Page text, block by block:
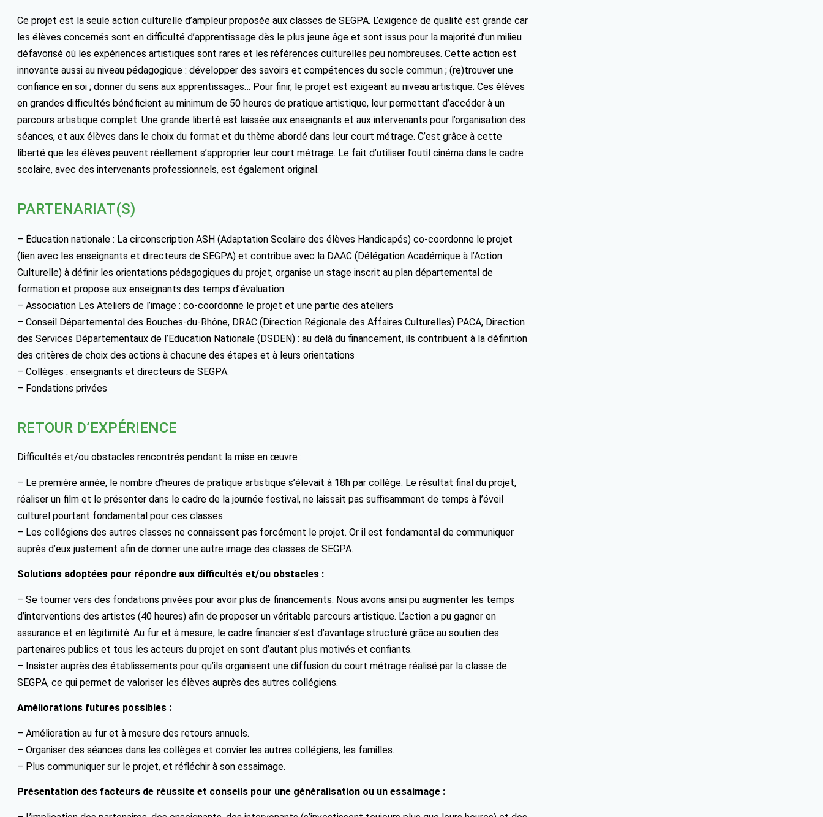
Ce projet est la seule action culturelle d’ampleur proposée aux classes de SEGPA. L’exigence de qualité est grande car
les élèves concernés sont en difficulté d’apprentissage dès le plus jeune âge et sont issus pour la majorité d’un milieu
défavorisé où les expériences artistiques sont rares et les références culturelles peu nombreuses. Cette action est
innovante aussi au niveau pédagogique : développer des savoirs et compétences du socle commun ; (re)trouver une
confiance en soi ; donner du sens aux apprentissages… Pour finir, le projet est exigeant au niveau artistique. Ces élèves
en grandes difficultés bénéficient au minimum de 50 heures de pratique artistique, leur permettant d’accéder à un
parcours artistique complet. Une grande liberté est laissée aux enseignants et aux intervenants pour l’organisation des
séances, et aux élèves dans le choix du format et du thème abordé dans leur court métrage. C’est grâce à cette
liberté que les élèves peuvent réellement s’approprier leur court métrage. Le fait d’utiliser l’outil cinéma dans le cadre
scolaire, avec des intervenants professionnels, est également original.
PARTENARIAT(S)
– Éducation nationale : La circonscription ASH (Adaptation Scolaire des élèves Handicapés) co-coordonne le projet
(lien avec les enseignants et directeurs de SEGPA) et contribue avec la DAAC (Délégation Académique à l’Action
Culturelle) à définir les orientations pédagogiques du projet, organise un stage inscrit au plan départemental de
formation et propose aux enseignants des temps d’évaluation.
– Association Les Ateliers de l’image : co-coordonne le projet et une partie des ateliers
– Conseil Départemental des Bouches-du-Rhône, DRAC (Direction Régionale des Affaires Culturelles) PACA, Direction
des Services Départementaux de l’Education Nationale (DSDEN) : au delà du financement, ils contribuent à la définition
des critères de choix des actions à chacune des étapes et à leurs orientations
– Collèges : enseignants et directeurs de SEGPA.
– Fondations privées
RETOUR D’EXPÉRIENCE
Difficultés et/ou obstacles rencontrés pendant la mise en œuvre :
– Le première année, le nombre d’heures de pratique artistique s’élevait à 18h par collège. Le résultat final du projet,
réaliser un film et le présenter dans le cadre de la journée festival, ne laissait pas suffisamment de temps à l’éveil
culturel pourtant fondamental pour ces classes.
– Les collégiens des autres classes ne connaissent pas forcément le projet. Or il est fondamental de communiquer
auprès d’eux justement afin de donner une autre image des classes de SEGPA.
Solutions adoptées pour répondre aux difficultés et/ou obstacles :
– Se tourner vers des fondations privées pour avoir plus de financements. Nous avons ainsi pu augmenter les temps
d’interventions des artistes (40 heures) afin de proposer un véritable parcours artistique. L’action a pu gagner en
assurance et en légitimité. Au fur et à mesure, le cadre financier s’est d’avantage structuré grâce au soutien des
partenaires publics et tous les acteurs du projet en sont d’autant plus motivés et confiants.
– Insister auprès des établissements pour qu’ils organisent une diffusion du court métrage réalisé par la classe de
SEGPA, ce qui permet de valoriser les élèves auprès des autres collégiens.
Améliorations futures possibles :
– Amélioration au fur et à mesure des retours annuels.
– Organiser des séances dans les collèges et convier les autres collégiens, les familles.
– Plus communiquer sur le projet, et réfléchir à son essaimage.
Présentation des facteurs de réussite et conseils pour une généralisation ou un essaimage :